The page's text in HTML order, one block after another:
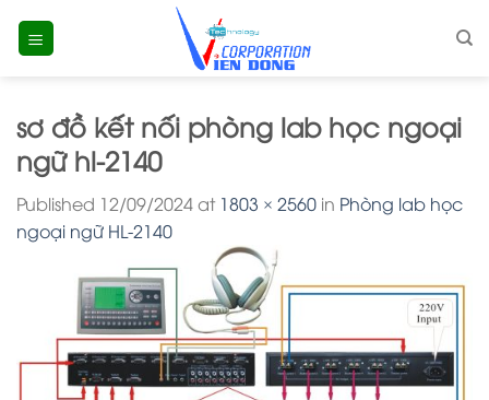
sơ đồ kết nối phòng lab học ngoại
ngữ hl-2140
Published 12/09/2024at 1803 × 2560 in Phòng lab học
ngoại ngữ HL-2140